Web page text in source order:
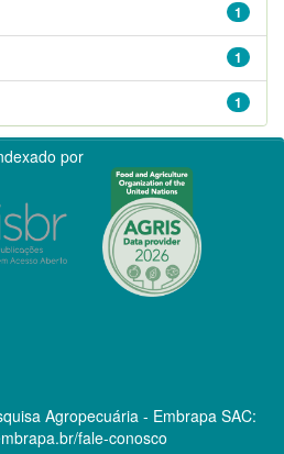
1
1
1
por
Agropecuária - Embrapa SAC:
fale-conosco